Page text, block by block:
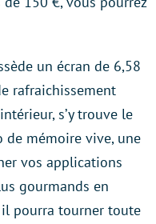
un écran de 6,58
rafraichissement
s’y trouve le
de mémoire vive, une
vos applications
gourmands en
il pourra tourner toute